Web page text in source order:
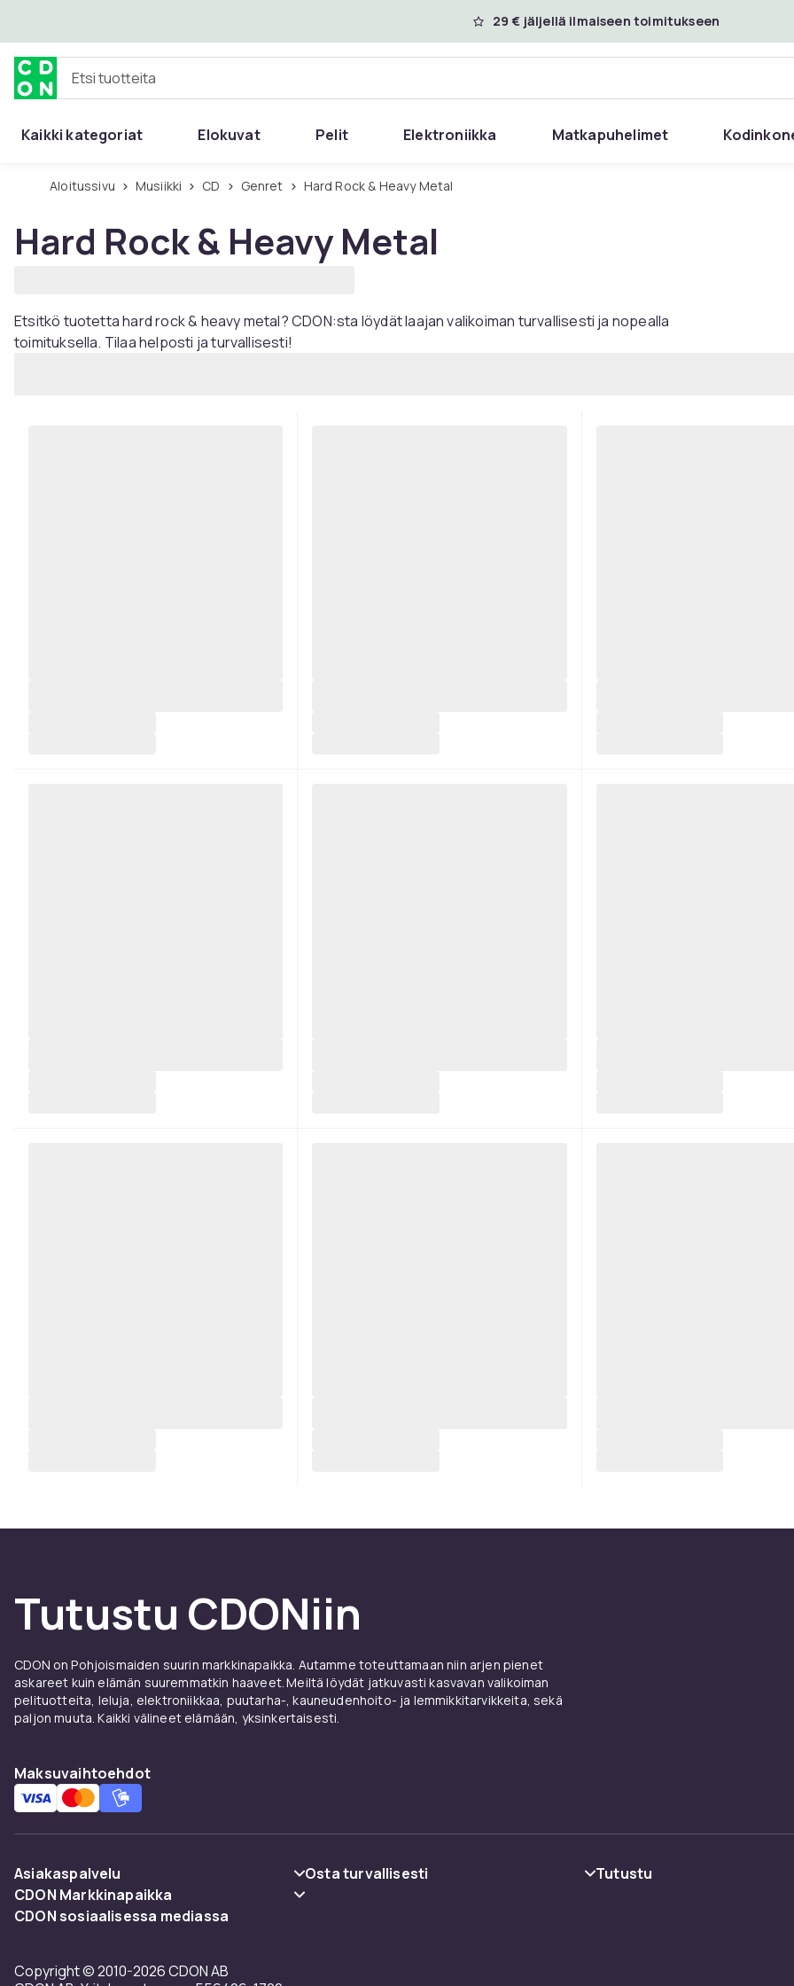
29 € jäljellä ilmaiseen toimitukseen
Etsi tuotteita
Kaikki kategoriat Elokuvat Pelit Elektroniikka Matkapuhelimet
Aloitussivu Musiikki CD Genret Hard Rock & Heavy Metal
Hard Rock & Heavy Metal
Etsitkö tuotetta hard rock & heavy metal? CDON:sta löydät laajan valikoiman turvallisesti ja nopealla
toimituksella. Tilaa helposti ja turvallisesti!
Tutustu CDONiin
CDON on Pohjoismaiden suurin markkinapaikka. Autamme toteuttamaan niin arjen pienet
askareet kuin elämän suuremmatkin haaveet. Meiltä löydät jatkuvasti kasvavan valikoiman
pelituotteita, leluja, elektroniikkaa, puutarha-, kauneudenhoito- ja lemmikkitarvikkeita, sekä
paljon muuta. Kaikki välineet elämään, yksinkertaisesti.
Maksuvaihtoehdot
Asiakaspalvelu
Usein kysyttyä (UKK)
Peruuta & palauta tästä
Osta turvallisesti
Tutustu
CDON Markkinapaikka
Merchant Help Center
CDON sosiaalisessa mediassa
Copyright © 2010-2026 CDON AB